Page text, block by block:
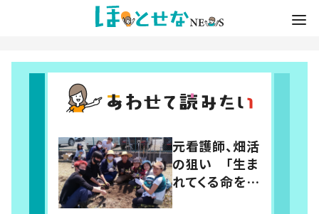
元看護師、畑活
の狙い 「生ま
れてくる命をみ
んなで祝福す